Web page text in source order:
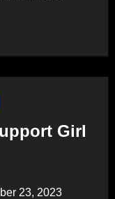
Girl
23, 2023